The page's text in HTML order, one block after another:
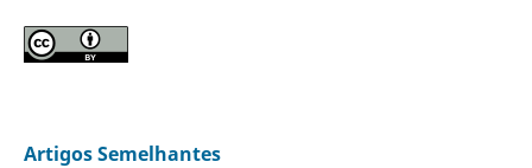
Artigos Semelhantes